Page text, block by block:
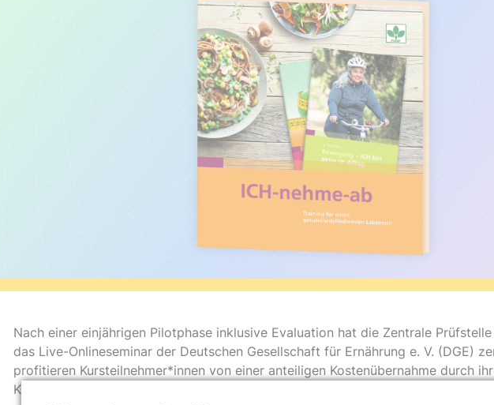
Nach einer einjährigen Pilotphase inklusive Evaluation hat die Zentrale
das Live-Onlineseminar der Deutschen Gesellschaft für Ernährung e. V. (DGE)
profitieren Kursteilnehmer*innen von einer anteiligen Kostenübernahme durch
Krankenkasse.